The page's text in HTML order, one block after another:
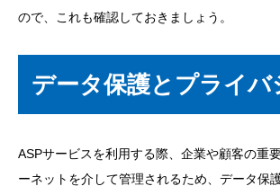
ので、これも確認しておきましょう。
データ保護とプライバ
ASPサービスを利用する際、企業や顧客の重
ーネットを介して管理されるため、データ保